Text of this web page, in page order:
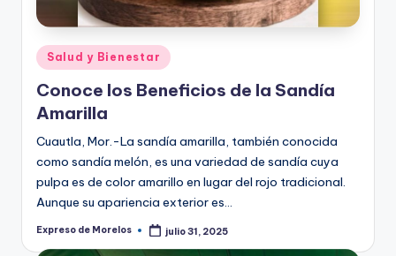
Publicado
en
Salud y Bienestar
Conoce los Beneficios de la Sandía
Amarilla
Cuautla, Mor.-La sandía amarilla, también conocida
como sandía melón, es una variedad de sandía cuya
pulpa es de color amarillo en lugar del rojo tradicional.
Aunque su apariencia exterior es…
Publicado
Expreso de Morelos julio 31, 2025